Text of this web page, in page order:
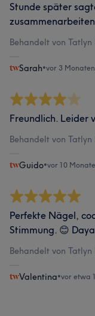
Stunde später
Behandelt von
Sarah•vor 3 Monaten
Freundlich. Leider
Behandelt von
Guido•vor 10
Perfekte Nägel,
Stimmung. 😊
Behandelt von
Valentina•vor etwa